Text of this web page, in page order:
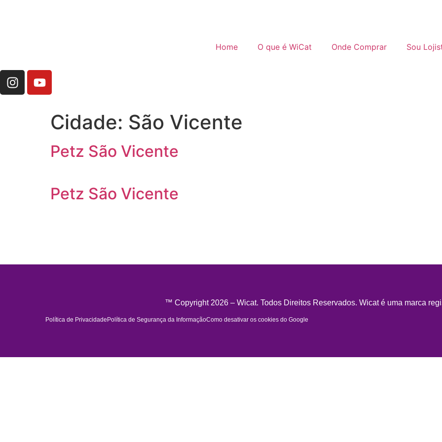
Home O que é WiCat Onde Comprar Sou
Cidade: São Vicente
Petz São Vicente
Petz São Vicente
™ Copyright 2026 – Wicat. Todos Direitos Reservados. Wicat é uma marca
Política de Privacidade Política de Segurança da InformaçãoComo desativar os cookies do Google